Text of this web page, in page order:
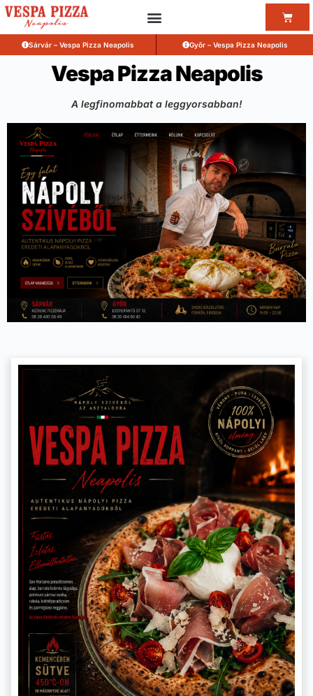
Sárvár – Vespa Pizza Neapolis Győr – Vespa Pizza Neapolis
Vespa Pizza Neapolis
A legfinomabbat a leggyorsabban!